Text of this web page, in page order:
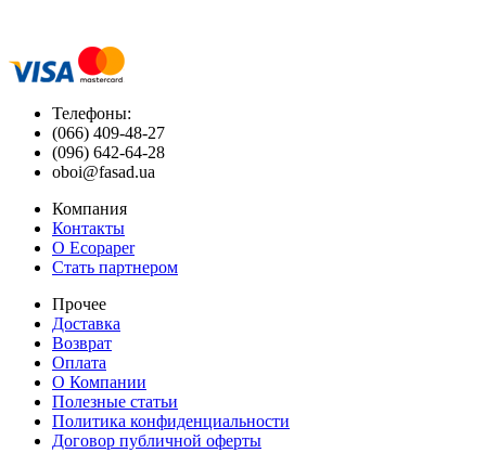
Телефоны:
(066) 409-48-27
(096) 642-64-28
oboi@fasad.ua
Компания
Контакты
О Ecopaper
Стать партнером
Прочее
Доставка
Возврат
Оплата
О Компании
Полезные статьи
Политика конфиденциальности
Договор публичной оферты